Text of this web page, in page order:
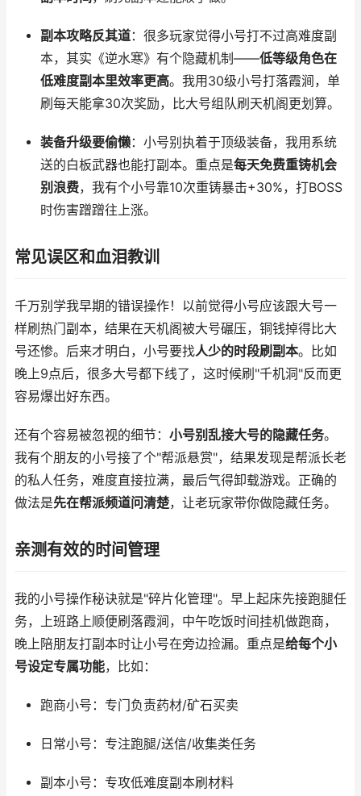
副本攻略反其道：很多玩家觉得小号打不过高难度副
本，其实《逆水寒》有个隐藏机制——低等级角色在
低难度副本里效率更高。我用30级小号打落霞涧，单
刷每天能拿30次奖励，比大号组队刷天机阁更划算。
装备升级要偷懒：小号别执着于顶级装备，我用系统
送的白板武器也能打副本。重点是每天免费重铸机会
别浪费，我有个小号靠10次重铸暴击+30%，打BOSS
时伤害蹭蹭往上涨。
常见误区和血泪教训
千万别学我早期的错误操作！以前觉得小号应该跟大号一
样刷热门副本，结果在天机阁被大号碾压，铜钱掉得比大
号还惨。后来才明白，小号要找人少的时段刷副本。比如
晚上9点后，很多大号都下线了，这时候刷"千机洞"反而更
容易爆出好东西。
还有个容易被忽视的细节： 小号别乱接大号的隐藏任务。
我有个朋友的小号接了个"帮派悬赏"，结果发现是帮派长老
的私人任务，难度直接拉满，最后气得卸载游戏。正确的
做法是先在帮派频道问清楚，让老玩家带你做隐藏任务。
亲测有效的时间管理
我的小号操作秘诀就是"碎片化管理"。早上起床先接跑腿任
务，上班路上顺便刷落霞涧，中午吃饭时间挂机做跑商，
晚上陪朋友打副本时让小号在旁边捡漏。重点是给每个小
号设定专属功能，比如：
跑商小号：专门负责药材/矿石买卖
日常小号：专注跑腿/送信/收集类任务
副本小号：专攻低难度副本刷材料